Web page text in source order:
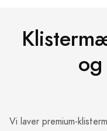
Vi laver premium-